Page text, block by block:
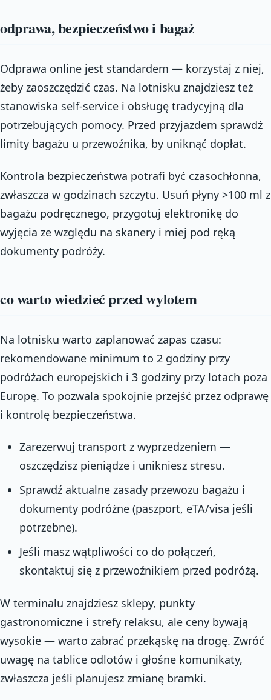
odprawa, bezpieczeństwo i bagaż
Odprawa online jest standardem — korzystaj z niej,
żeby zaoszczędzić czas. Na lotnisku znajdziesz też
stanowiska self-service i obsługę tradycyjną dla
potrzebujących pomocy. Przed przyjazdem sprawdź
limity bagażu u przewoźnika, by uniknąć dopłat.
Kontrola bezpieczeństwa potrafi być czasochłonna,
zwłaszcza w godzinach szczytu. Usuń płyny >100 ml z
bagażu podręcznego, przygotuj elektronikę do
wyjęcia ze względu na skanery i miej pod ręką
dokumenty podróży.
co warto wiedzieć przed wylotem
Na lotnisku warto zaplanować zapas czasu:
rekomendowane minimum to 2 godziny przy
podróżach europejskich i 3 godziny przy lotach poza
Europę. To pozwala spokojnie przejść przez odprawę
i kontrolę bezpieczeństwa.
Zarezerwuj transport z wyprzedzeniem —
oszczędzisz pieniądze i unikniesz stresu.
Sprawdź aktualne zasady przewozu bagażu i
dokumenty podróżne (paszport, eTA/visa jeśli
potrzebne).
Jeśli masz wątpliwości co do połączeń,
skontaktuj się z przewoźnikiem przed podróżą.
W terminalu znajdziesz sklepy, punkty
gastronomiczne i strefy relaksu, ale ceny bywają
wysokie — warto zabrać przekąskę na drogę. Zwróć
uwagę na tablice odlotów i głośne komunikaty,
zwłaszcza jeśli planujesz zmianę bramki.